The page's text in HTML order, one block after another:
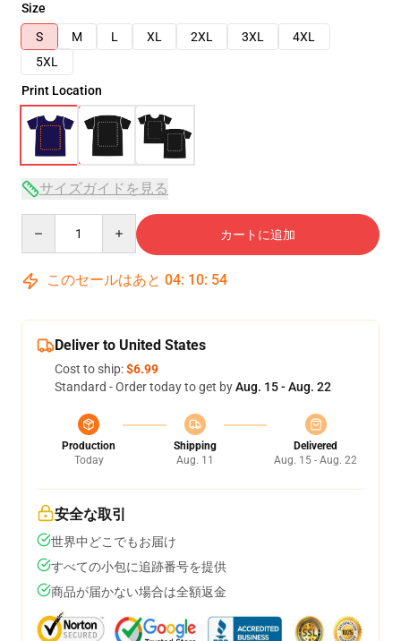
Size
S
M L XL 2XL 3XL
4XL
5XL
Print Location
サイズガイドを見る
カートに追加
このセールはあと 04: 10: 53
Deliver to United States
Cost to ship:$6.99
Standard - Order today to get byAug. 15 - Aug. 22
Production
Today
Shipping
Aug. 11
Delivered
Aug. 15 - Aug. 22
安全な取引
世界中どこでもお届け
すべての小包に追跡番号を提供
商品が届かない場合は全額返金